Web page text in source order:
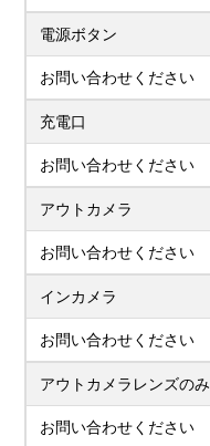
電源ボタン
お問い合わせください
充電口
お問い合わせください
アウトカメラ
お問い合わせください
インカメラ
お問い合わせください
アウトカメラレンズのみ
お問い合わせください